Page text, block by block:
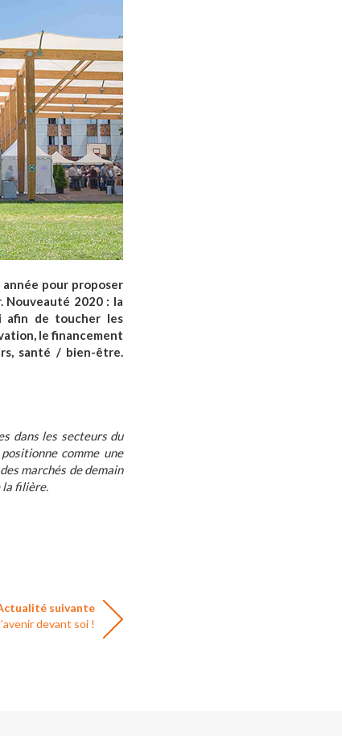
pour proposer
Nouveauté 2020 : la
afin de toucher les
le financement
santé / bien-être.
dans les secteurs du
comme une
marchés de demain
la filière.
suivante
devant soi !